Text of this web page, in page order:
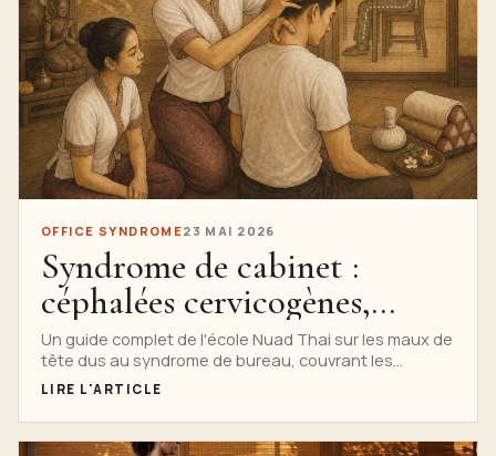
OFFICE SYNDROME23 MAI 2026
Syndrome de cabinet :
céphalées cervicogènes,
céphalées de tension et
protocoles de thérapie
manuelle
Un guide complet de l'école Nuad Thai sur les maux de
tête dus au syndrome de bureau, couvrant les
schémas cervicogènes et de type tension, les voies
oculaire, les liens ATM et les protocoles de thérapie
manuelle sûrs.
LIRE L'ARTICLE